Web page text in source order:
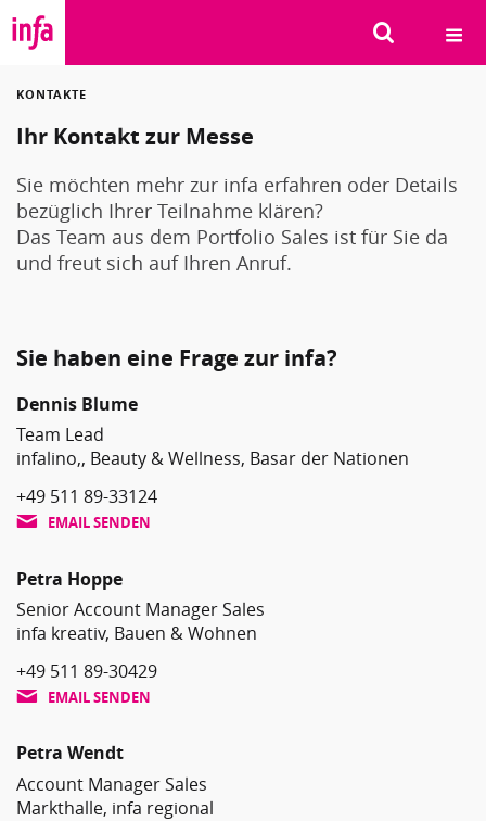
KONTAKTE
Ihr Kontakt zur Messe
Sie möchten mehr zur infa erfahren oder Details
bezüglich Ihrer Teilnahme klären?
Das Team aus dem Portfolio Sales ist für Sie da
und freut sich auf Ihren Anruf.
Sie haben eine Frage zur infa?
Dennis Blume
Team Lead
infalino,, Beauty & Wellness, Basar der Nationen
+49 511 89-33124
EMAIL SENDEN
Petra Hoppe
Senior Account Manager Sales
infa kreativ, Bauen & Wohnen
+49 511 89-30429
EMAIL SENDEN
Petra Wendt
Account Manager Sales
Markthalle, infa regional